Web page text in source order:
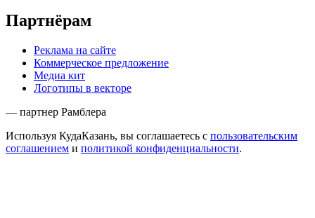
Партнёрам
Реклама на сайте
Коммерческое предложение
Медиа кит
Логотипы в векторе
— партнер Рамблера
Используя КудаКазань, вы соглашаетесь с пользовательским
соглашением и политикой конфиденциальности.